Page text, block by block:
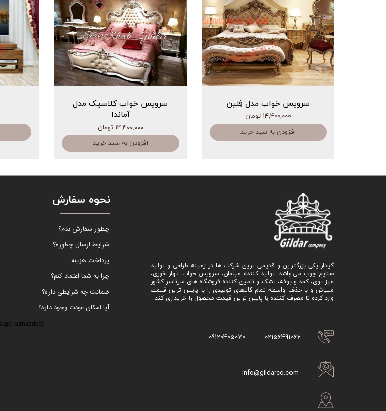
سرویس خواب مدل فِلین
۱۴,۴۰۰,۰۰۰ تومان
افزودن به سبد خرید
سرویس خواب کلاسیک مدل
آماندا
۱۴,۴۰۰,۰۰۰ تومان
افزودن به سبد خرید
گیدار یکی بزرگترین و قدیمی ترین شرکت ها در زمینه طراحی و تولید
صنایع چوب می باشد. تولید کننده مبلمان، سرویس خواب، نهار خوری،
میز توی، کمد و بوفه، تشک و تامین کننده فروشگاه های سرتاسر کشور
میباش و با حذف واسطه تمام کالاهای تولیدی را با پایین ترین قیمت
وارد کرده تا مصرف کننده با پایین ترین قیمت محصول را خریداری کند.
02156491066
09120405070
info@gildarco.com
نحوه سفارش
چطور سفارش بدم؟
شرایط ارسال چطوره؟
پرداخت هزینه
چرا به شما اعتماد کنم؟
ضمانت چه شرایطی داره؟
آیا امکان عودت وجود داره؟